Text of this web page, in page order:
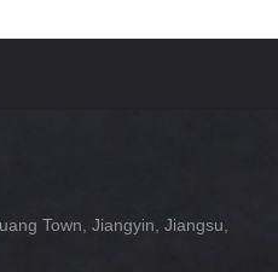
Town, Jiangyin, Jiangsu,